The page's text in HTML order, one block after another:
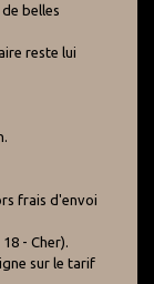
belles
reste lui
frais d'envoi
- Cher).
sur le tarif